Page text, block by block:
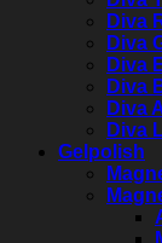
Diva
Diva
Diva
Diva
Diva
Diva
Gelpolish